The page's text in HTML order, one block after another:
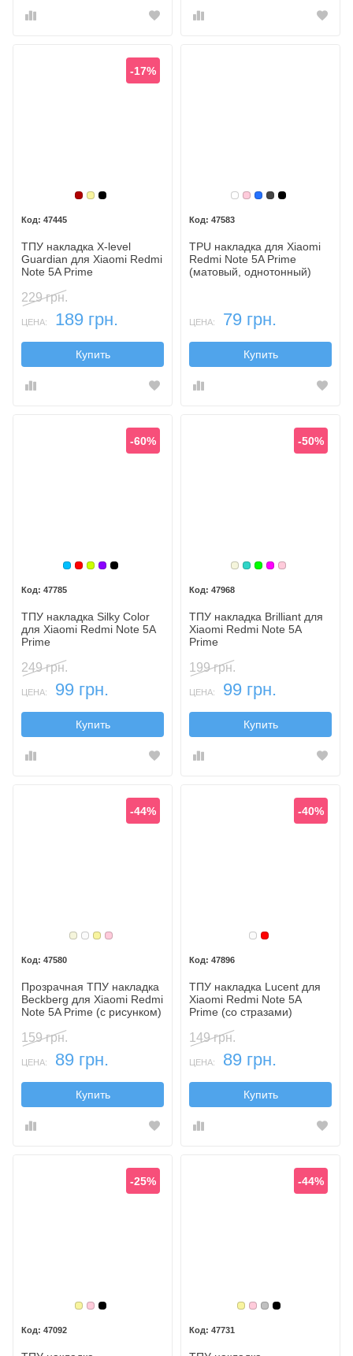
Бордовый
Золотой
Черный
-17%
47445
ТПУ накладка X-level
Guardiаn для Xiaomi Redmi
Note 5A Prime
229 грн.
ЦЕНА: 189 грн.
Купить
Бесцветный
Розовый
Синий
Темный
Черный
47583
TPU накладка для Xiaomi
Redmi Note 5A Prime
(матовый, однотонный)
ЦЕНА: 79 грн.
Купить
Голубой
Красный
Лайм
Фиолетовый
Черный
-60%
47785
ТПУ накладка Silky Color
для Xiaomi Redmi Note 5A
Prime
249 грн.
ЦЕНА: 99 грн.
Купить
Бежевый
Бирюзовый
Зеленый
Малиновый
Розовый
-50%
47968
ТПУ накладка Brilliant для
Xiaomi Redmi Note 5A
Prime
199 грн.
ЦЕНА: 99 грн.
Купить
Бежевый
Белый
Золотой
Розовый
-44%
47580
Прозрачная ТПУ накладка
Beckberg для Xiaomi Redmi
Note 5A Prime (с рисунком)
159 грн.
ЦЕНА: 89 грн.
Купить
Белый
Красный
-40%
47896
ТПУ накладка Lucent для
Xiaomi Redmi Note 5A
Prime (со стразами)
149 грн.
ЦЕНА: 89 грн.
Купить
Золотой
Розовый
Черный
-25%
47092
Золотой
Розовый
Серебристый
Черный
-44%
47731